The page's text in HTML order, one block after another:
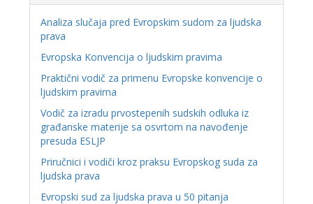
Analiza slučaja pred Evropskim sudom za ljudska
prava
Evropska Konvencija o ljudskim pravima
Praktični vodič za primenu Evropske konvencije o
ljudskim pravima
Vodič za izradu prvostepenih sudskih odluka iz
građanske materije sa osvrtom na navođenje
presuda ESLJP
Priručnici i vodiči kroz praksu Evropskog suda za
ljudska prava
Evropski sud za ljudska prava u 50 pitanja